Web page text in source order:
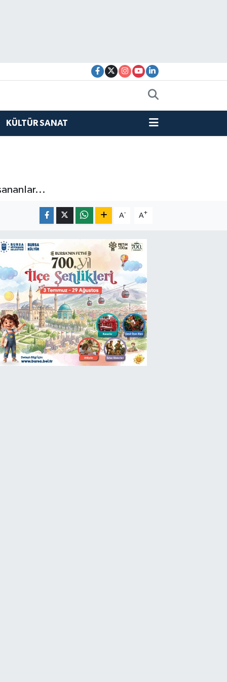
KÜLTÜR SANAT
A- A+